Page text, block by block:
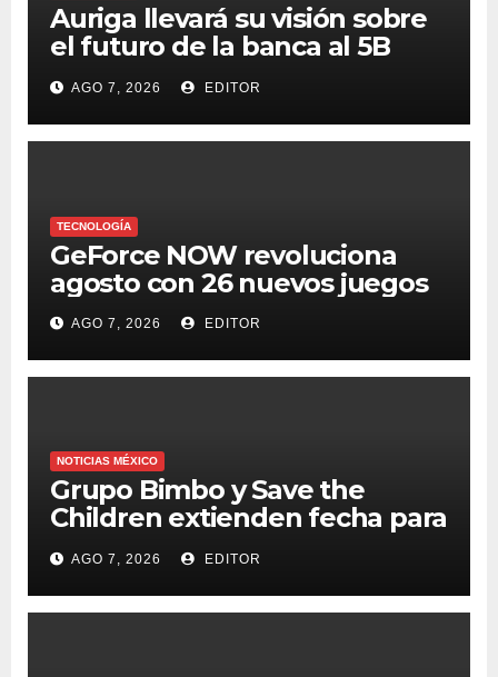
Auriga llevará su visión sobre
el futuro de la banca al 5B
Digital Summit 2026
AGO 7, 2026 EDITOR
TECNOLOGÍA
GeForce NOW revoluciona
agosto con 26 nuevos juegos
AGO 7, 2026 EDITOR
NOTICIAS MÉXICO
Grupo Bimbo y Save the
Children extienden fecha para
apoyar a damnificados de
Venezuela
AGO 7, 2026 EDITOR